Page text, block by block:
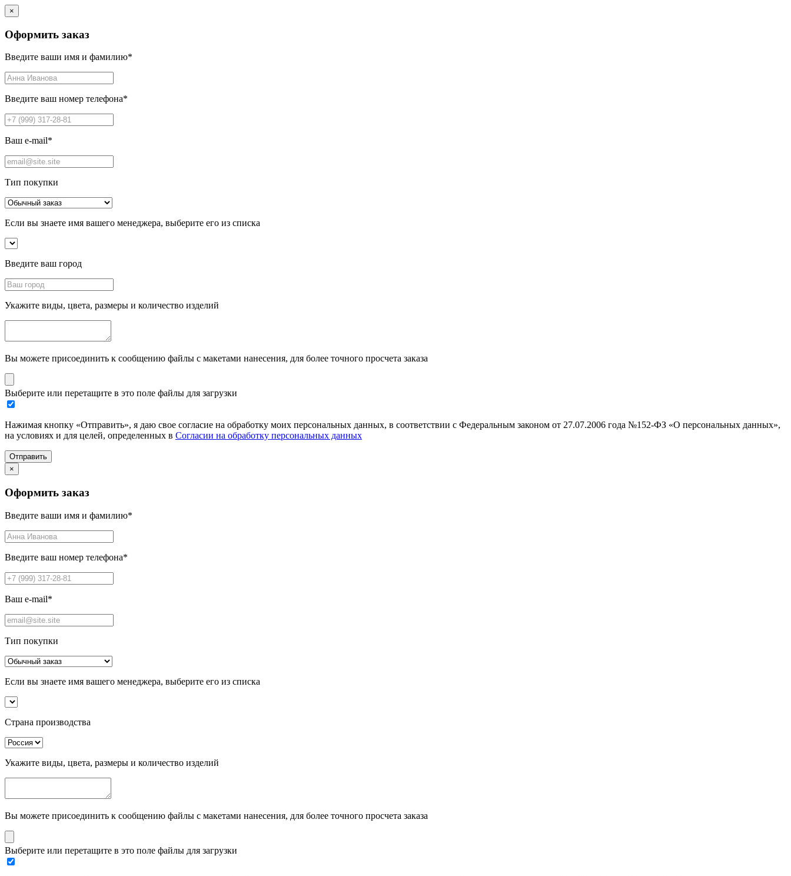
×
Оформить заказ
Введите ваши имя и фамилию*
Введите ваш номер телефона*
Ваш e-mail*
Тип покупки
Если вы знаете имя вашего менеджера, выберите его из списка
Введите ваш город
Укажите виды, цвета, размеры и количество изделий
Вы можете присоединить к сообщению файлы с макетами нанесения, для более точного просчета заказа
Выберите или перетащите в это поле файлы для загрузки
Нажимая кнопку «Отправить», я даю свое согласие на обработку моих персональных данных, в соответствии с Федеральным законом от 27.07.2006 года №152-ФЗ «О персональных данных»,
на условиях и для целей, определенных в Согласии на обработку персональных данных
Отправить
×
Оформить заказ
Введите ваши имя и фамилию*
Введите ваш номер телефона*
Ваш e-mail*
Тип покупки
Если вы знаете имя вашего менеджера, выберите его из списка
Страна производства
Укажите виды, цвета, размеры и количество изделий
Вы можете присоединить к сообщению файлы с макетами нанесения, для более точного просчета заказа
Выберите или перетащите в это поле файлы для загрузки